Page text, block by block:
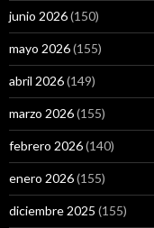
junio 2026(150)
mayo 2026(155)
abril 2026(149)
marzo 2026(155)
febrero 2026(140)
enero 2026(155)
diciembre 2025 (155)